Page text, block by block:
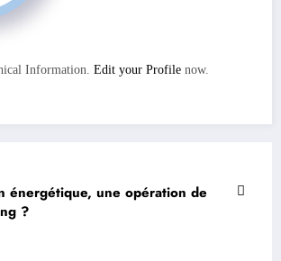
Information. Edit your Profile now.
énergétique, une opération de
?